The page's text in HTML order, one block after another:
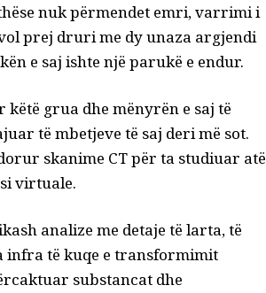
nuk përmendet emri, varrimi i
prej druri me dy unaza argjendi
e saj ishte një parukë e endur.
këtë grua dhe mënyrën e saj të
të mbetjeve të saj deri më sot.
skanime CT për ta studiuar atë
virtuale.
analize me detaje të larta, të
infra të kuqe e transformimit
substancat dhe